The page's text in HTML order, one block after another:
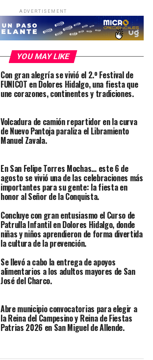
ADVERTISEMENT
YOU MAY LIKE
Con gran alegría se vivió el 2.º Festival de
FUNICOT en Dolores Hidalgo, una fiesta que
une corazones, continentes y tradiciones.
Volcadura de camión repartidor en la curva
de Nuevo Pantoja paraliza el Libramiento
Manuel Zavala.
En San Felipe Torres Mochas… este 6 de
agosto se vivió una de las celebraciones más
importantes para su gente: la fiesta en
honor al Señor de la Conquista.
Concluye con gran entusiasmo el Curso de
Patrulla Infantil en Dolores Hidalgo, donde
niñas y niños aprendieron de forma divertida
la cultura de la prevención.
Se llevó a cabo la entrega de apoyos
alimentarios a los adultos mayores de San
José del Charco.
Abre municipio convocatorias para elegir a
la Reina del Campesino y Reina de Fiestas
Patrias 2026 en San Miguel de Allende.